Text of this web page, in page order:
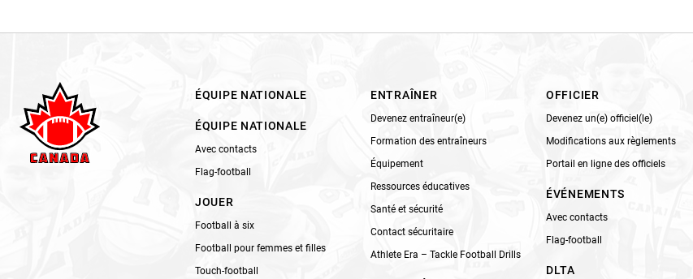
l
d
a
n
.
ÉQUIPE NATIONALE
ÉQUIPE NATIONALE
Avec contacts
Flag-football
JOUER
Football à six
Football pour femmes et filles
Touch-football
ENTRAÎNER
Devenez entraîneur(e)
Formation des entraîneurs
Équipement
Ressources éducatives
Santé et sécurité
Contact sécuritaire
Athlete Era – Tackle Football Drills
OFFICIER
Devenez un(e) officiel(le)
Modifications aux règlements
Portail en ligne des officiels
ÉVÉNEMENTS
Avec contacts
Flag-football
DLTA